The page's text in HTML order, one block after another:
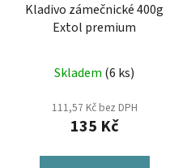
Kladivo zámečnické 400g
Extol premium
Skladem (6 ks)
111,57 Kč bez DPH
135 Kč